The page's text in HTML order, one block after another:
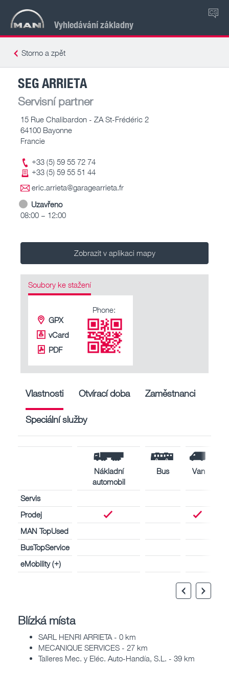
Vyhledávání základny
CS
Storno a zpět
SEG ARRIETA
Servisní partner
15 Rue Chalibardon - ZA St-Frédéric 2
64100 Bayonne
Francie
+33 (5) 59 55 72 74
+33 (5) 59 55 51 44
eric.arrieta@garagearrieta.fr
Uzavřeno
08:00 – 12:00
Zobrazit v aplikaci mapy
Soubory ke stažení
GPX
vCard
PDF
Phone:
Vlastnosti Otvírací doba Zaměstnanci
Speciální služby
Nákladní
automobil
Bus Van
Servis
Prodej
MAN TopUsed
BusTopService
eMobility (+)
Blízká místa
SARL HENRI ARRIETA - 0 km
MECANIQUE SERVICES - 27 km
Talleres Mec. y Eléc. Auto-Handía, S.L. - 39 km